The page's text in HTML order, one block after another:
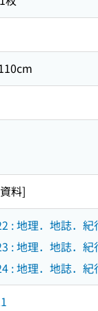
料]
: 地理．地誌．
: 地理．地誌．
: 地理．地誌．